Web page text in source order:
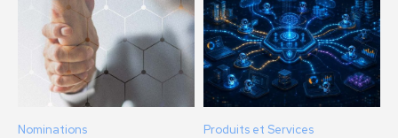
Nominations Produits et Services